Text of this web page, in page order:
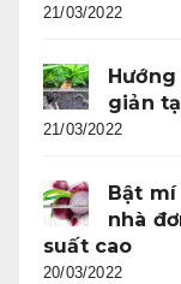
21/03/2022
giản
21/03/2022
Bật
nhà
suất cao
20/03/2022